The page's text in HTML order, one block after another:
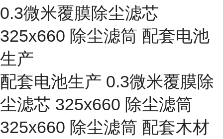
0.3微米覆膜除尘滤芯
325x660 除尘滤筒 配套电池
生产
配套电池生产 0.3微米覆膜除
尘滤芯 325x660 除尘滤筒
325x660 除尘滤筒 配套木材